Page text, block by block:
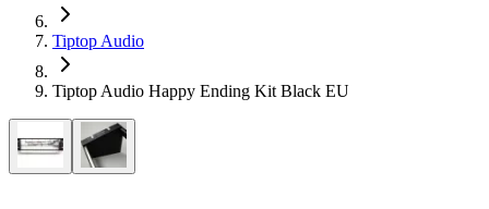
Tiptop Audio
Tiptop Audio Happy Ending Kit Black EU